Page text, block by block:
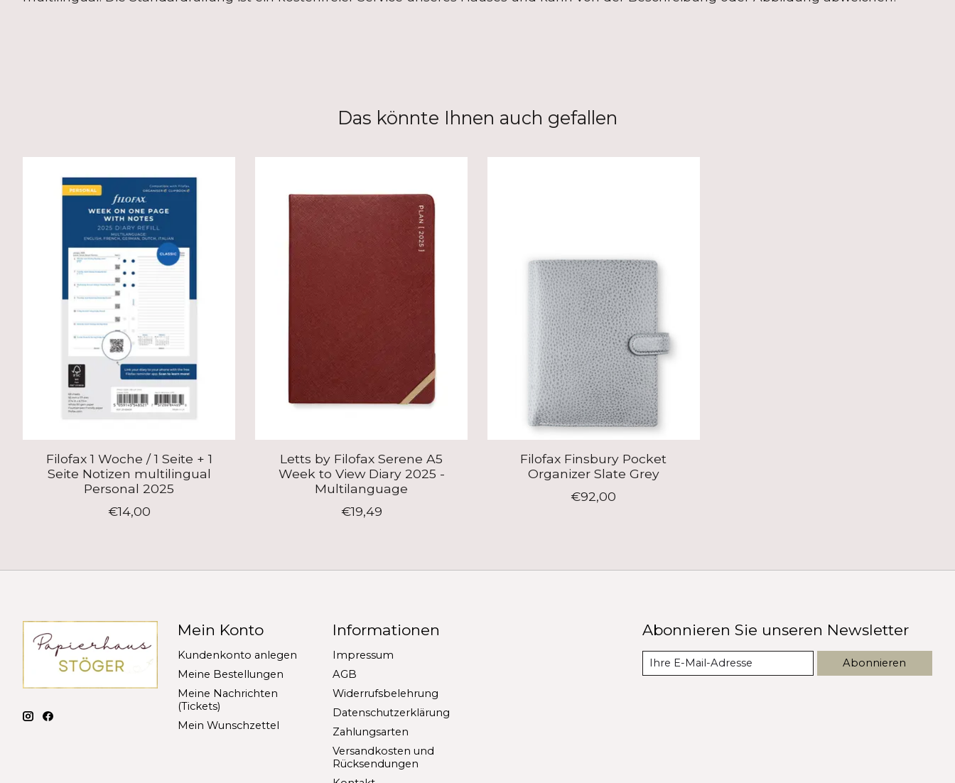
Das könnte Ihnen auch gefallen
Filofax 1 Woche / 1 Seite + 1
Seite Notizen multilingual
Personal 2025
€14,00
Letts by Filofax Serene A5
Week to View Diary 2025 -
Multilanguage
€19,49
Filofax Finsbury Pocket
Organizer Slate Grey
€92,00
Mein Konto
Kundenkonto anlegen
Meine Bestellungen
Meine Nachrichten
(Tickets)
Mein Wunschzettel
Informationen
Impressum
AGB
Widerrufsbelehrung
Datenschutzerklärung
Zahlungsarten
Versandkosten und
Rücksendungen
Abonnieren Sie unseren Newsletter
Abonnieren